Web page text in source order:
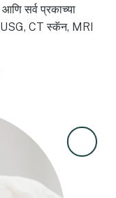
सर्व प्रकाच्या
USG, CT स्कॅन, MRI